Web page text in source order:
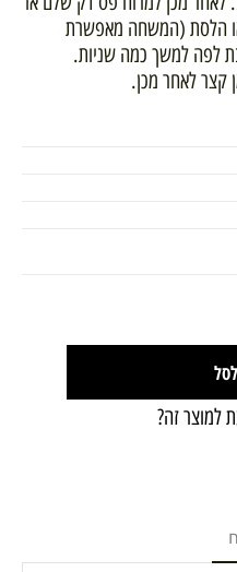
הלסת (המשחה מאפשרת
לפה למשך כמה שניות.
קצר לאחר מכן.
למוצר זה?